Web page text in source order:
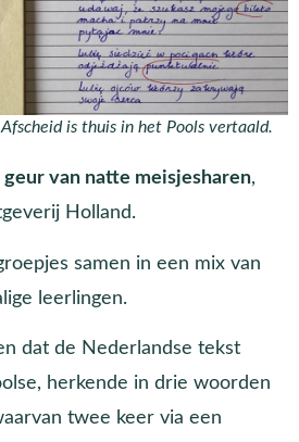
is thuis in het Pools vertaald.
geur van natte meisjesharen,
Holland.
samen in een mix van
leerlingen.
dat de Nederlandse tekst
herkende in drie woorden
twee keer via een